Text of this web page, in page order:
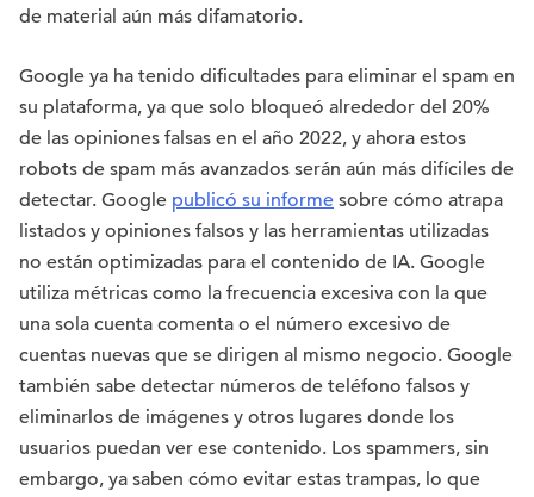
de material aún más difamatorio.
Google ya ha tenido dificultades para eliminar el spam en
su plataforma, ya que solo bloqueó alrededor del 20%
de las opiniones falsas en el año 2022, y ahora estos
robots de spam más avanzados serán aún más difíciles de
detectar. Google publicó su informe sobre cómo atrapa
listados y opiniones falsos y las herramientas utilizadas
no están optimizadas para el contenido de IA. Google
utiliza métricas como la frecuencia excesiva con la que
una sola cuenta comenta o el número excesivo de
cuentas nuevas que se dirigen al mismo negocio. Google
también sabe detectar números de teléfono falsos y
eliminarlos de imágenes y otros lugares donde los
usuarios puedan ver ese contenido. Los spammers, sin
embargo, ya saben cómo evitar estas trampas, lo que